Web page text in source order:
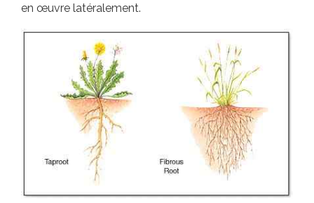
en œuvre latéralement.